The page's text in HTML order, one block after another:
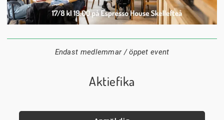
17 augusti
19:00
Espresso house Skellefteå
Endast medlemmar / öppet event
Aktiefika